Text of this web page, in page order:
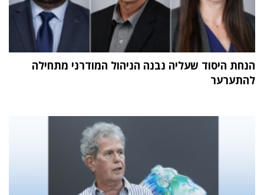
הנחת היסוד שעליה נבנה הניהול המודרני מתחילה
להתערער